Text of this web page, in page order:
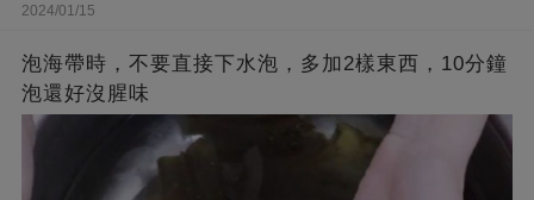
2024/01/15
泡海帶時，不要直接下水泡，多加2樣東西，10分鐘
泡還好沒腥味